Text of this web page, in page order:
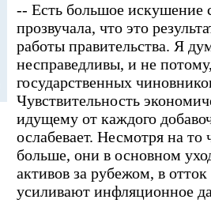
-- Есть большое искушение
прозвучала, что это
работы правительства. Я
несправедливы, и не
государственных
Чувствительность
идущему от каждого
ослабевает. Несмотря на то
больше, они в основном
активов за рубежом, в
усиливают инфляционное